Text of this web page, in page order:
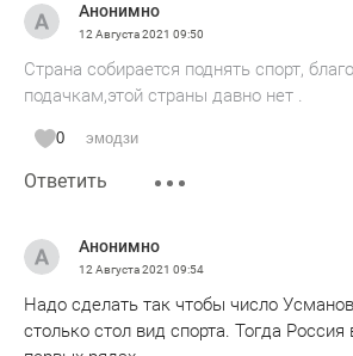
Анонимно
12 Августа 2021 09:50
Страна собирается поднять спорт,
подачкам,этой страны давно нет .
0 эмодзи
Ответить
Анонимно
12 Августа 2021 09:54
Надо сделать так чтобы число
столько стол вид спорта. Тогда Россия